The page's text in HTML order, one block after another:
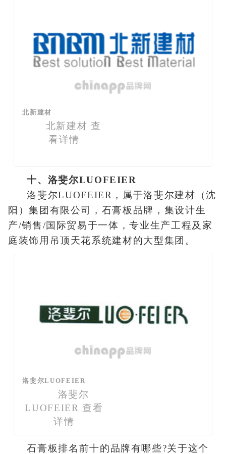
北新建材
北新建材 查
看详情
十、洛斐尔LUOFEIER
洛斐尔LUOFEIER，属于洛斐尔建材（沈
阳）集团有限公司，石膏板品牌，集设计生
产/销售/国际贸易于一体，专业生产工程及家
庭装饰用吊顶天花系统建材的大型集团。
洛斐尔LUOFEIER
洛斐尔
LUOFEIER 查看
详情
石膏板排名前十的品牌有哪些?关于这个